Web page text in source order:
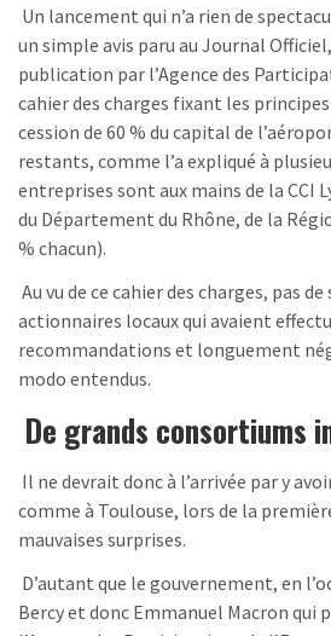
Un lancement qui n’a rien de
un simple avis paru au Journal
publication par l’Agence des
cahier des charges fixant les
cession de 60 % du capital de
restants, comme l’a expliqué à
entreprises sont aux mains de la CCI
du Département du Rhône, de la
% chacun).
Au vu de ce cahier des charges, pas
actionnaires locaux qui avaient
recommandations et longuement
modo entendus.
De grands consortiums
Il ne devrait donc à l’arrivée par y
comme à Toulouse, lors de la
mauvaises surprises.
D’autant que le gouvernement, en
Bercy et donc Emmanuel Macron qui